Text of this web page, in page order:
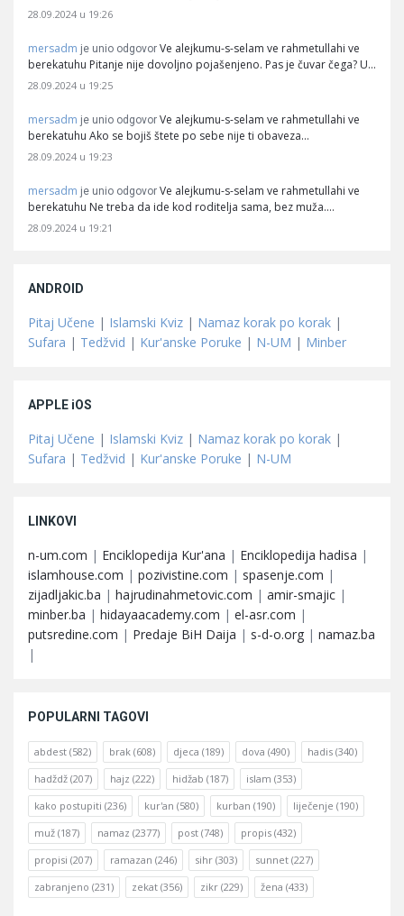
28.09.2024 u 19:26
mersadm je unio odgovor Ve alejkumu-s-selam ve rahmetullahi ve
berekatuhu Pitanje nije dovoljno pojašenjeno. Pas je čuvar čega? U…
28.09.2024 u 19:25
mersadm je unio odgovor Ve alejkumu-s-selam ve rahmetullahi ve
berekatuhu Ako se bojiš štete po sebe nije ti obaveza…
28.09.2024 u 19:23
mersadm je unio odgovor Ve alejkumu-s-selam ve rahmetullahi ve
berekatuhu Ne treba da ide kod roditelja sama, bez muža.…
28.09.2024 u 19:21
ANDROID
Pitaj Učene | Islamski Kviz | Namaz korak po korak |
Sufara | Tedžvid | Kur'anske Poruke | N-UM | Minber
APPLE iOS
Pitaj Učene | Islamski Kviz | Namaz korak po korak |
Sufara | Tedžvid | Kur'anske Poruke | N-UM
LINKOVI
n-um.com | Enciklopedija Kur'ana | Enciklopedija hadisa |
islamhouse.com | pozivistine.com | spasenje.com |
zijadljakic.ba | hajrudinahmetovic.com | amir-smajic |
minber.ba | hidayaacademy.com | el-asr.com |
putsredine.com | Predaje BiH Daija | s-d-o.org | namaz.ba
|
POPULARNI TAGOVI
abdest (582) brak (608) djeca (189) dova (490) hadis (340)
hadždž (207) hajz (222) hidžab (187) islam (353)
kako postupiti (236) kur'an (580) kurban (190) liječenje (190)
muž (187) namaz (2377) post (748) propis (432)
propisi (207) ramazan (246) sihr (303) sunnet (227)
zabranjeno (231) zekat (356) zikr (229) žena (433)